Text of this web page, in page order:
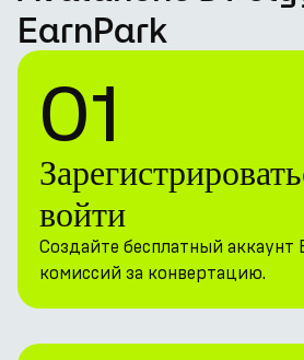
EarnPark
01
войти
Создайте бесплатный аккаунт
комиссий за конвертацию.